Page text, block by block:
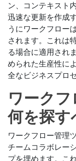
ン、コンテキスト
迅速な更新を作成
うにワークフロー
されます。これは
る場合に適用され
められた生産性に
全なビジネスプロ
ワーク
何を探す
ワークフロー管理
チームコラボレー
プを埋めます。これ